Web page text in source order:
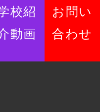
校紹
動画
お問い
合わせ